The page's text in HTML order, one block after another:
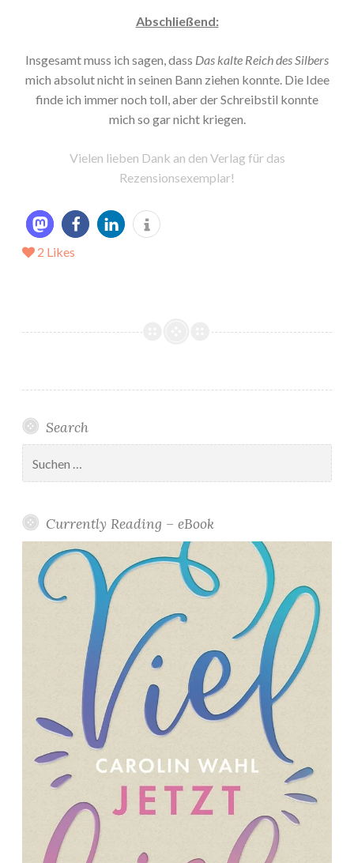
Abschließend:
Insgesamt muss ich sagen, dass Das kalte Reich des Silbers
mich absolut nicht in seinen Bann ziehen konnte. Die Idee
finde ich immer noch toll, aber der Schreibstil konnte
mich so gar nicht kriegen.
Vielen lieben Dank an den Verlag für das
Rezensionsexemplar!
2 Likes
Search
nach:
Currently Reading – eBook